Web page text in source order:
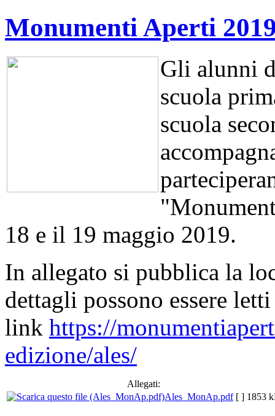
Monumenti Aperti
Gli alunni
scuola
scuola
18 e il 19 maggio 2019.
In allegato si pubblica la
dettagli possono essere
link https://
edizione/ales/
Allegati:
Ales_MonAp.pdf [ ] 1853